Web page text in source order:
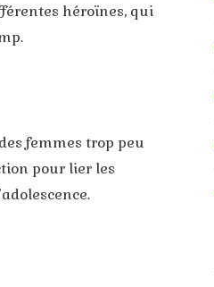
héroïnes, qui
femmes trop peu
pour lier les